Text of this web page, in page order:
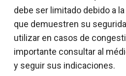
debe ser limitado debido a
que demuestren su
utilizar en casos de
importante consultar al
y seguir sus indicaciones.